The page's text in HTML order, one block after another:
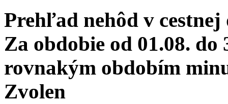
Prehľad nehôd v cestnej
Za obdobie od 01.08. do
rovnakým obdobím
Zvolen